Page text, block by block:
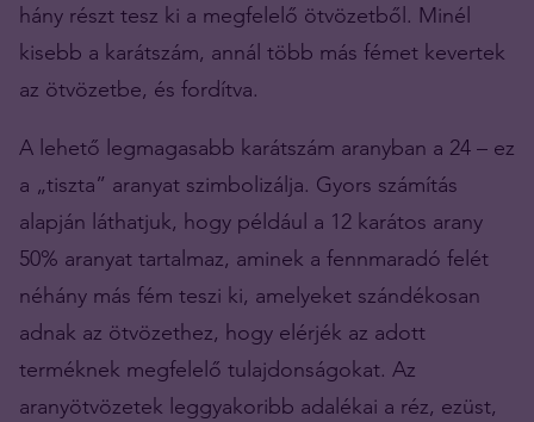
hány részt tesz ki a megfelelő ötvözetből. Minél
kisebb a karátszám, annál több más fémet kevertek
az ötvözetbe, és fordítva.
A lehető legmagasabb karátszám aranyban a 24 – ez
a „tiszta” aranyat szimbolizálja. Gyors számítás
alapján láthatjuk, hogy például a 12 karátos arany
50% aranyat tartalmaz, aminek a fennmaradó felét
néhány más fém teszi ki, amelyeket szándékosan
adnak az ötvözethez, hogy elérjék az adott
terméknek megfelelő tulajdonságokat. Az
aranyötvözetek leggyakoribb adalékai a réz, ezüst,